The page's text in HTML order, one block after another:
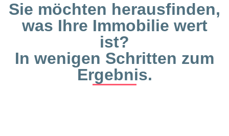
Sie möchten herausfinden,
was Ihre Immobilie wert
ist?
In wenigen Schritten zum
Ergebnis.